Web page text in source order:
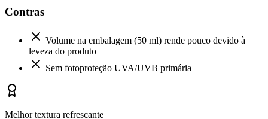
Contras
Volume na embalagem (50 ml) rende pouco devido à
leveza do produto
Sem fotoproteção UVA/UVB primária
Melhor textura refrescante